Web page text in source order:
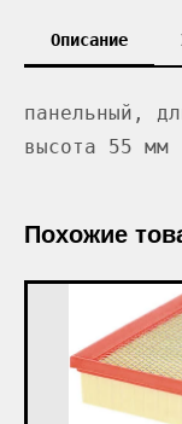
Описание
панельный,
высота 55 мм
Похожие